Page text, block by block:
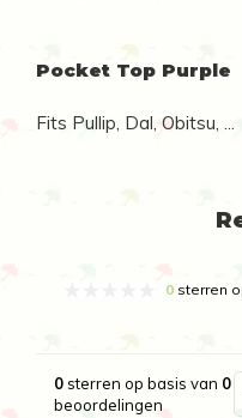
Pocket Top Purple
Fits Pullip, Dal, Obitsu, ...
0 sterren
0sterren op basis van 0
beoordelingen